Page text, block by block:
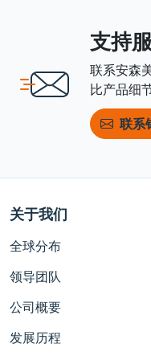
支持
联系安森
比产品细节
联系
关于我们
全球分布
领导团队
公司概要
发展历程